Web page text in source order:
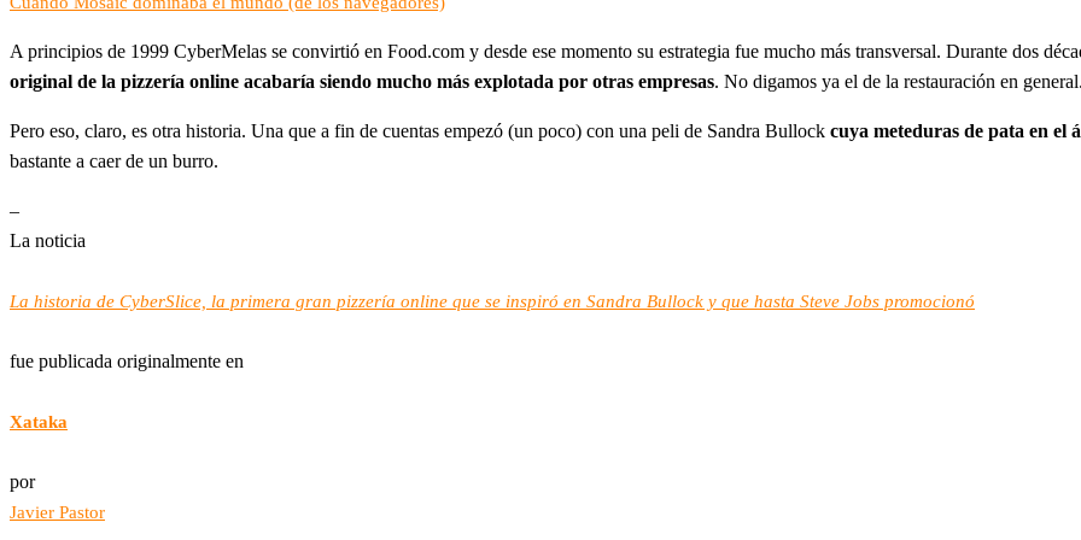
A principios de 1999 CyberMelas se convirtió en Food.com y desde ese momento su estrategia fue mucho más transversal. Durante dos
original de la pizzería online acabaría siendo mucho más explotada por otras empresas. No digamos ya el de la restauración en
Pero eso, claro, es otra historia. Una que a fin de cuentas empezó (un poco) con una peli de Sandra Bullock cuya meteduras de pata en el
bastante a caer de un burro.
–
La noticia
La historia de CyberSlice, la primera gran pizzería online que se inspiró en Sandra Bullock y que hasta Steve Jobs promocionó
fue publicada originalmente en
Xataka
por
Javier Pastor